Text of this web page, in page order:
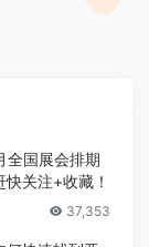
全国展会排期
关注+收藏！
37,353